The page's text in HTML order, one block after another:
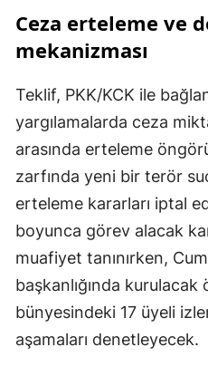
Ceza erteleme ve
mekanizması
Teklif, PKK/KCK ile
yargılamalarda ceza
arasında erteleme
zarfında yeni bir terör
erteleme kararları iptal
boyunca görev alacak
muafiyet tanınırken,
başkanlığında
bünyesindeki 17 üyeli
aşamaları denetleyecek.